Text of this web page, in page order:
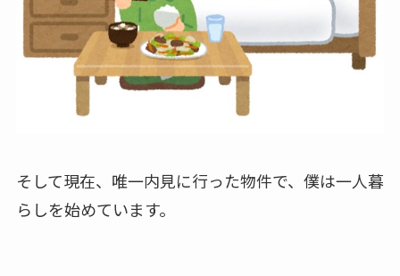
そして現在、唯一内見に行った物件で、僕は一人暮
らしを始めています。